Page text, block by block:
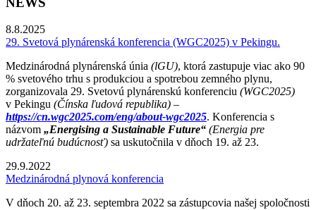
8.8.2025
29. Svetová plynárenská konferencia (WGC2025) v Pekingu.
Medzinárodná plynárenská únia (lGU), ktorá zastupuje viac ako 90
% svetového trhu s produkciou a spotrebou zemného plynu,
zorganizovala 29. Svetovú plynárenskú konferenciu (WGC2025)
v Pekingu (Čínska ľudová republika) –
https://cn.wgc2025.com/eng/about-wgc2025. Konferencia s
názvom „Energising a Sustainable Future“ (Energia pre
udržateľnú budúcnosť) sa uskutočnila v dňoch 19. až 23.
29.9.2022
Medzinárodná plynová konferencia
V dňoch 20. až 23. septembra 2022 sa zástupcovia našej spoločnosti